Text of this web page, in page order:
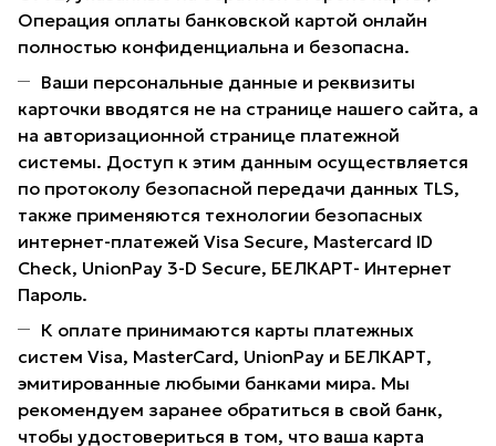
Операция оплаты банковской картой онлайн
полностью конфиденциальна и безопасна.
Ваши персональные данные и реквизиты
карточки вводятся не на странице нашего сайта, а
на авторизационной странице платежной
системы. Доступ к этим данным осуществляется
по протоколу безопасной передачи данных TLS,
также применяются технологии безопасных
интернет-платежей Visa Secure, Mastercard ID
Check, UnionPay 3-D Secure, БЕЛКАРТ- Интернет
Пароль.
К оплате принимаются карты платежных
систем Visa, MasterCard, UnionPay и БЕЛКАРТ,
эмитированные любыми банками мира. Мы
рекомендуем заранее обратиться в свой банк,
чтобы удостовериться в том, что ваша карта